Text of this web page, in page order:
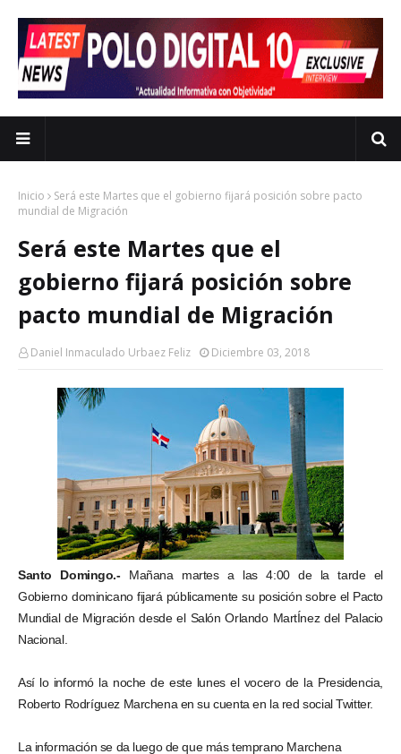
Inicio
Será este Martes que el gobierno fijará posición sobre pacto
mundial de Migración
Será este Martes que el
gobierno fijará posición sobre
pacto mundial de Migración
Daniel Inmaculado Urbaez Feliz Diciembre 03, 2018
Santo Domingo.-Mañana martes a las 4:00 de la tarde el
Gobierno dominicano fijará públicamente su posición sobre el Pacto
Mundial de Migración desde el Salón Orlando MartÍnez del Palacio
Nacional.
Así lo informó la noche de este lunes el vocero de la Presidencia,
Roberto Rodríguez Marchena en su cuenta en la red social Twitter.
La información se da luego de que más temprano Marchena